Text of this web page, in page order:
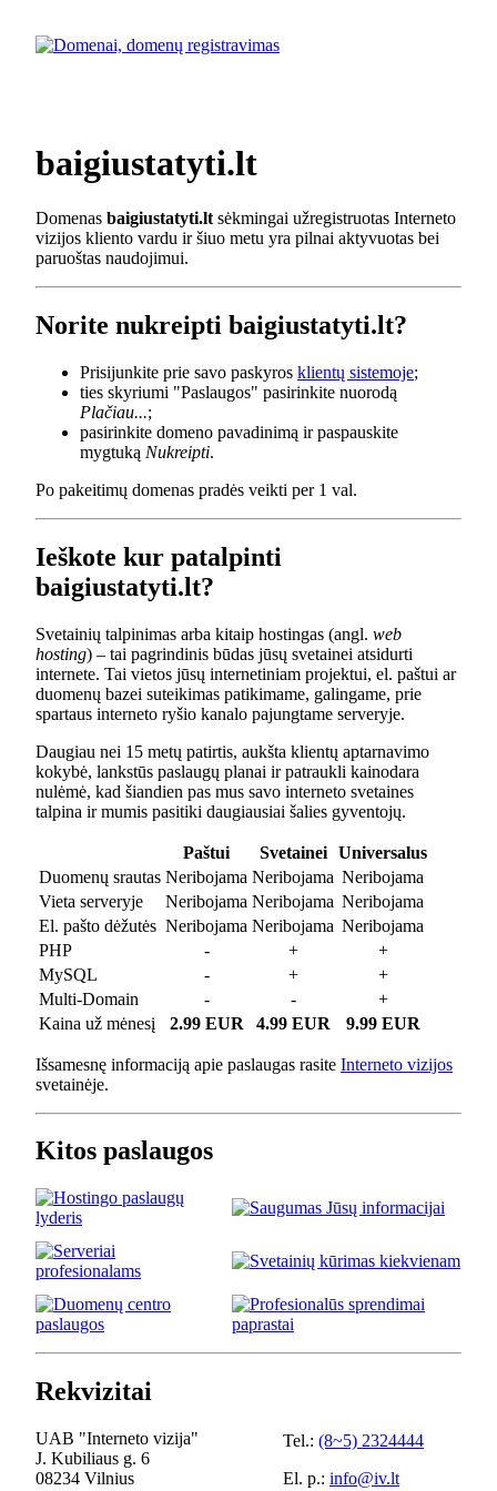
baigiustatyti.lt
Domenas baigiustatyti.lt sėkmingai užregistruotas Interneto
vizijos kliento vardu ir šiuo metu yra pilnai aktyvuotas bei
paruoštas naudojimui.
Norite nukreipti baigiustatyti.lt?
Prisijunkite prie savo paskyros klientų sistemoje;
ties skyriumi "Paslaugos" pasirinkite nuorodą
Plačiau...;
pasirinkite domeno pavadinimą ir paspauskite
mygtuką Nukreipti.
Po pakeitimų domenas pradės veikti per 1 val.
Ieškote kur patalpinti
baigiustatyti.lt?
Svetainių talpinimas arba kitaip hostingas (angl. web
hosting) – tai pagrindinis būdas jūsų svetainei atsidurti
internete. Tai vietos jūsų internetiniam projektui, el. paštui ar
duomenų bazei suteikimas patikimame, galingame, prie
spartaus interneto ryšio kanalo pajungtame serveryje.
Daugiau nei 15 metų patirtis, aukšta klientų aptarnavimo
kokybė, lankstūs paslaugų planai ir patraukli kainodara
nulėmė, kad šiandien pas mus savo interneto svetaines
talpina ir mumis pasitiki daugiausiai šalies gyventojų.
Paštui Svetainei
Universalus
Duomenų srautas Neribojama Neribojama Neribojama
Vieta serveryje
Neribojama Neribojama Neribojama
El. pašto dėžutės Neribojama Neribojama Neribojama
PHP
- +
+
MySQL
- +
+
Multi-Domain
- -
+
Kaina už mėnesį
2.99 EUR 4.99 EUR 9.99 EUR
Išsamesnę informaciją apie paslaugas rasite Interneto vizijos
svetainėje.
Kitos paslaugos
Rekvizitai
UAB "Interneto vizija"
J. Kubiliaus g. 6
08234 Vilnius
Tel.: (8~5) 2324444
El. p.: info@iv.lt